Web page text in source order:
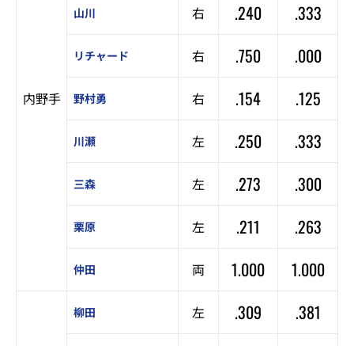
内野手
山川 右 .240 .333
リチャード 右 .750 .000
野村勇 右 .154 .125
川瀬 左 .250 .333
三森 左 .273 .300
栗原 左 .211 .263
仲田 両 1.000 1.000
柳田 左 .309 .381